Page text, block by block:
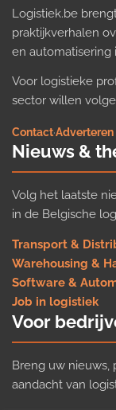
Logistiek.be
praktijkverhalen
en automatisering
Voor logistieke
sector willen
Contact·Adverteren
Nieuws &
Volg het laatste
in de Belgische
Transport &
Warehousing &
Software &
Job in logistiek
Voor
Breng uw nieuws,
aandacht van